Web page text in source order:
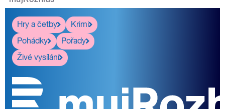
Hry a četby
Krimi
Pohádky
Pořady
Živé vysílání